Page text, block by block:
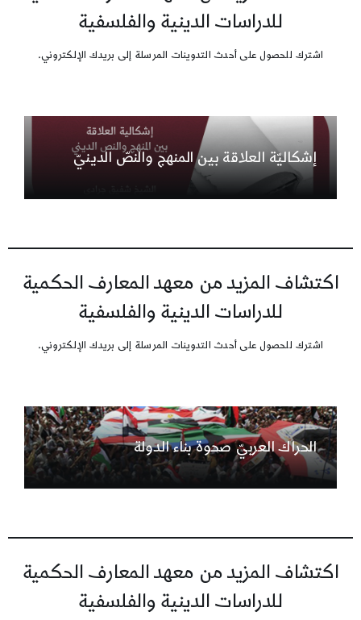
للدراسات الدينية والفلسفية
اشترك للحصول على أحدث التدوينات المرسلة إلى بريدك الإلكتروني.
إشكاليّة العلاقة بين المنهج والنصّ الدينيّ
اكتشاف المزيد من معهد المعارف الحكمية
للدراسات الدينية والفلسفية
اشترك للحصول على أحدث التدوينات المرسلة إلى بريدك الإلكتروني.
الحراك العربيّ صحوة بناء الدولة
اكتشاف المزيد من معهد المعارف الحكمية
للدراسات الدينية والفلسفية